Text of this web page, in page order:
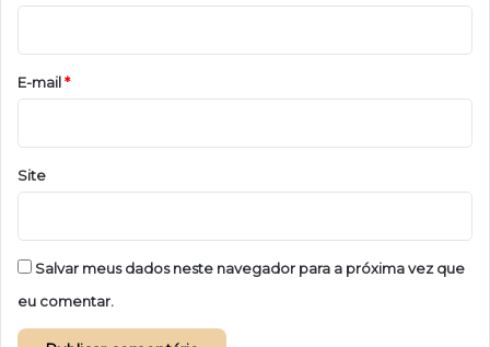
o
*E-mail*
Site
Salvar meus dados neste navegador para a próxima vez que
eu comentar.